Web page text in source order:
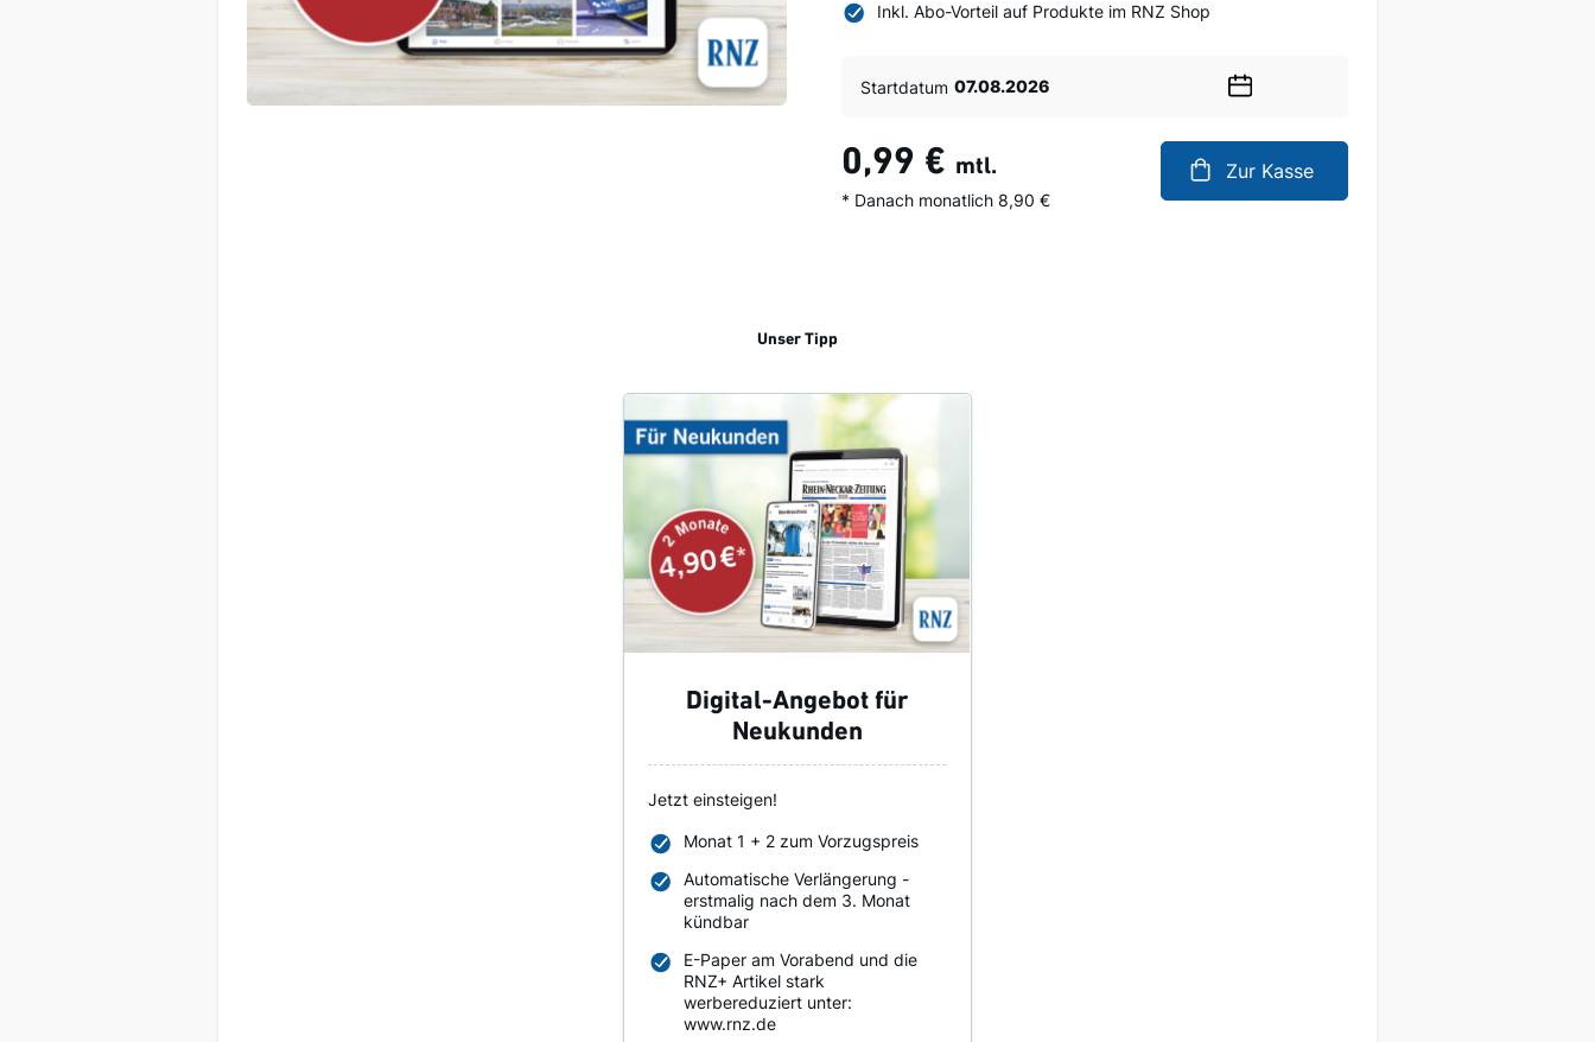
Inkl. Abo-Vorteil auf Produkte im RNZ Shop
Startdatum
Datum
mtl.
0,99 €
* Danach monatlich 8,90 €
Zur Kasse
Unser Tipp
Digital-Angebot für
Neukunden
Jetzt einsteigen!
Monat 1 + 2 zum Vorzugspreis
Automatische Verlängerung -
erstmalig nach dem 3. Monat
kündbar
E-Paper am Vorabend und die
RNZ+ Artikel stark
werbereduziert unter:
www.rnz.de